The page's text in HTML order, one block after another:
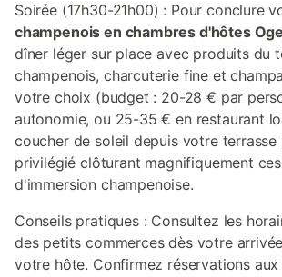
Soirée (17h30-21h00) : Pour conclure
champenois en chambres d'hôtes
dîner léger sur place avec produits du
champenois, charcuterie fine et
votre choix (budget : 20-28 € par
autonomie, ou 25-35 € en restaurant
coucher de soleil depuis votre terrasse
privilégié clôturant magnifiquement
d'immersion champenoise.
Conseils pratiques : Consultez les
des petits commerces dès votre
votre hôte. Confirmez réservations